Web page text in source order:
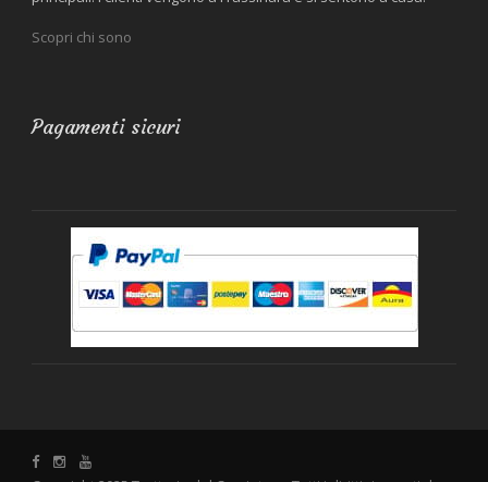
Scopri chi sono
Pagamenti sicuri